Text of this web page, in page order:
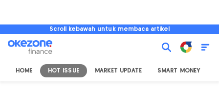
Scroll kebawah untuk membaca artikel
HOME HOT ISSUE MARKET UPDATE SMART MONEY